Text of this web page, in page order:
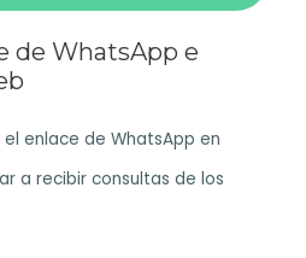
de WhatsApp e
enlace de WhatsApp en
a recibir consultas de los